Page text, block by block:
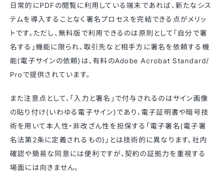
日常的にPDFの閲覧に利用している端末であれば、新たなシス
テムを導入することなく署名プロセスを完結できる点がメリッ
トです。ただし、無料版で利用できるのは原則として「自分で署
名する」機能に限られ、取引先など相手方に署名を依頼する機
能(電子サインの依頼)は、有料のAdobe Acrobat Standard/
Proで提供されています。
また注意点として、「入力と署名」で付与されるのはサイン画像
の貼り付け(いわゆる電子サイン)であり、電子証明書や暗号技
術を用いて本人性・非改ざん性を担保する「電子署名(電子署
名法第2条に定義されるもの)」とは技術的に異なります。社内
確認や簡易な同意には便利ですが、契約の証拠力を重視する
場面には向きません。